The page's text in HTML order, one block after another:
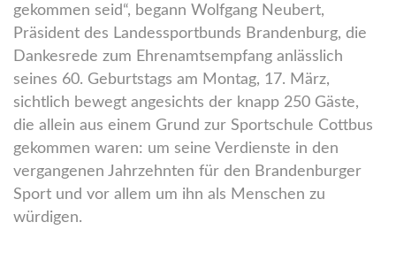
gekommen seid“, begann Wolfgang Neubert,
Präsident des Landessportbunds Brandenburg, die
Dankesrede zum Ehrenamtsempfang anlässlich
seines 60. Geburtstags am Montag, 17. März,
sichtlich bewegt angesichts der knapp 250 Gäste,
die allein aus einem Grund zur Sportschule Cottbus
gekommen waren: um seine Verdienste in den
vergangenen Jahrzehnten für den Brandenburger
Sport und vor allem um ihn als Menschen zu
würdigen.